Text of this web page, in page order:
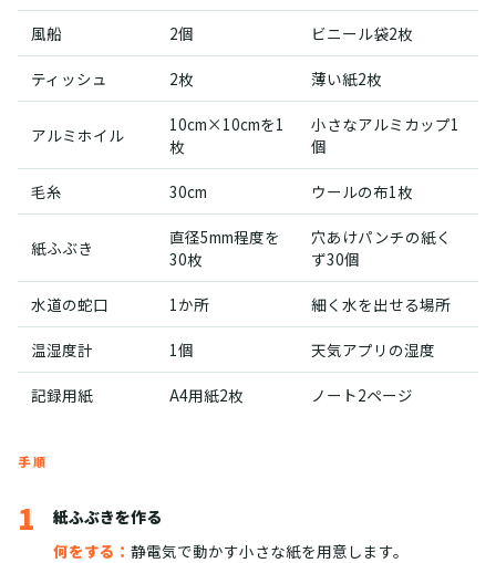
風船 2個 ビニール袋2枚
ティッシュ 2枚 薄い紙2枚
アルミホイル
10cm×10cmを1
枚
小さなアルミカップ1
個
毛糸 30cm ウールの布1枚
紙ふぶき
直径5mm程度を
30枚
穴あけパンチの紙く
ず30個
水道の蛇口 1か所 細く水を出せる場所
温湿度計 1個 天気アプリの湿度
記録用紙 A4用紙2枚 ノート2ページ
手順
1
紙ふぶきを作る
何をする： 静電気で動かす小さな紙を用意します。